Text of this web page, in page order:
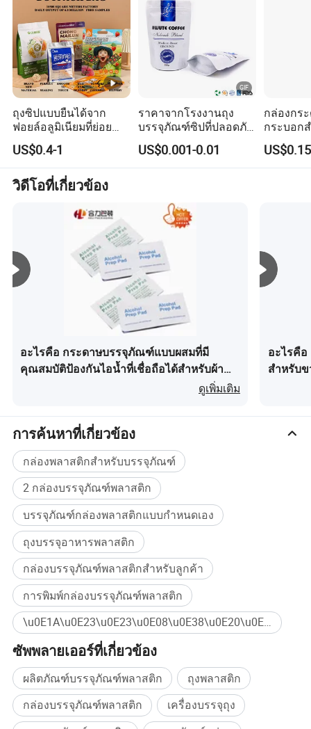
ความเชี่ยวชาญหลักของเราอยู่ที่การผลิตแพ็คเกจระดับพรีเมี่
ยม ** แพ็คเกจเฉพาะ ** รวมถึงกล่องที่แข็งกล่องพับฉลาก
แท็ก และบรรจุภัณฑ์ที่ยืดหยุ่น เราให้บริการแก่อุตสาหกรรม
ต่างๆเช่นเครื่องสำอางอาหารและเครื่องดื่มอิเล็กทรอนิกส์
สินค้าฟุ่มเฟือยและเภสัชกรรม ตรวจสอบให้แน่ใจว่า
ผลิตภัณฑ์แต่ละอย่างสอดคล้องกับลักษณะเฉพาะของแบรนด์
และข้อกำหนดการทำงาน ด้วยการมุ่งเน้นในการปรับแต่งเรา
จึงนำเสนอบริการแบบครบวงจรตั้งแต่การออกแบบแนวคิด
และการเลือกวัสดุไปจนถึงการสร้างต้นแบบและการผลิต
จำนวนมากเพื่อช่วยให้ลูกค้าสามารถสร้างบรรจุภัณฑ์ที่มี
ความโดดเด่นและพร้อมสำหรับตลาด
ความมุ่งมั่นของ Senyi ในด้านคุณภาพสะท้อนอยู่ในโรงงานที่
ได้รับการรับรอง ISO วัสดุที่คำนึงถึงสิ่งแวดล้อม ( กระดาษที่
ได้รับการรับรองจาก FSC, ตัวเลือกทางชีวภาพ ) และ
กระบวนการควบคุมคุณภาพที่เข้มงวด เราจัดลำดับความ
สำคัญของเวลาในการทำงานที่รวดเร็วราคาที่สามารถ
แข่งขันได้และการสื่อสารที่ราบรื่นเพื่อสร้างความเป็นหุ้นส่วน
ในระยะยาว ไม่ว่าคุณจะต้องการใบสั่งซื้อจำนวนน้อยหรือ
การผลิตปริมาณมากการพิมพ์และบรรจุภัณฑ์ Sensyi ก็
สามารถให้ความแม่นยำเชื่อถือได้และสร้างสรรค์ได้ในทุกขั้น
ค้นพบวิธีที่เราจะเปลี่ยนวิสัยทัศน์ของคุณให้เป็นผลลัพธ์ที่จับ
ต้องได้ติดต่อเราวันนี้เพื่อพูดคุยเกี่ยวกับโครงการของคุณ
แตกต่างกันเล็กน้อยขึ้นอยู่กับการจัดรูปแบบ ) *.
ถุงซิปแบบยืนได้จาก
ฟอยล์อลูมิเนียมที่ย่อย
สลายได้สำหรับบรรจุ
อาหารว่างและกาแฟ
US$0.4-1
ราคาจากโรงงานถุง
บรรจุภัณฑ์ซิปที่ปลอดภัย
สำหรับอาหารสำหรับ
บรรจุชา/กาแฟ
US$0.001-0.01
กล่องกร
กระบอก
อาหารเ
กาแฟ เ
กระดาษ
วิดีโอที่เกี่ยวข้อง
อะไรคือ กระดาษบรรจุภัณฑ์แบบผสมที่มี
คุณสมบัติป้องกันไอน้ำที่เชื่อถือได้สำหรับผ้า
ดูเพิ่มเติม
อะไรคื
สำหรับ
การค้นหาที่เกี่ยวข้อง
กล่องพลาสติกสำหรับบรรจุภัณฑ์
2 กล่องบรรจุภัณฑ์พลาสติก
บรรจุภัณฑ์กล่องพลาสติกแบบกำหนดเอง
ถุงบรรจุอาหารพลาสติก
กล่องบรรจุภัณฑ์พลาสติกสำหรับลูกค้า
การพิมพ์กล่องบรรจุภัณฑ์พลาสติก
\u0E1A\u0E23\u0E23\u0E08\u0E38\u0E20\u0E31\u0E13\u0E11\u0E4C\u0E2D\u0E32\u0E2B\u0E32\u0E23 ซื้อจำนวนมาก
ซัพพลายเออร์ที่เกี่ยวข้อง
ผลิตภัณฑ์บรรจุภัณฑ์พลาสติก
ถุงพลาสติก
กล่องบรรจุภัณฑ์พลาสติก
เครื่องบรรจุถุง